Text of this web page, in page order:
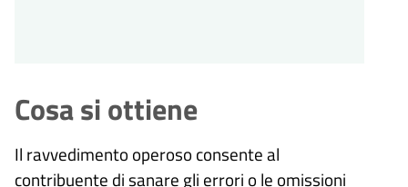
Cosa si ottiene
Il ravvedimento operoso consente al
contribuente di sanare gli errori o le omissioni